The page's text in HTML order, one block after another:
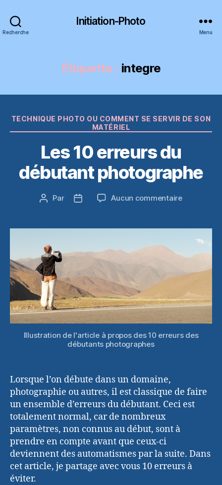
Recherche
Initiation-Photo
Menu
Étiquette : integre
Catégories
TECHNIQUE PHOTO OU COMMENT SE SERVIR DE SON
MATÉRIEL
Les 10 erreurs du
débutant photographe
Auteur
Par
Date
Aucun commentairesur
erreurs
débutant
Illustration de l'article à propos des 10 erreurs des
débutants photographes
Lorsque l’on débute dans un domaine,
photographie ou autres, il est classique de faire
un ensemble d’erreurs du débutant. Ceci est
totalement normal, car de nombreux
paramètres, non connus au début, sont à
prendre en compte avant que ceux-ci
deviennent des automatismes par la suite. Dans
cet article, je partage avec vous 10 erreurs à
éviter.